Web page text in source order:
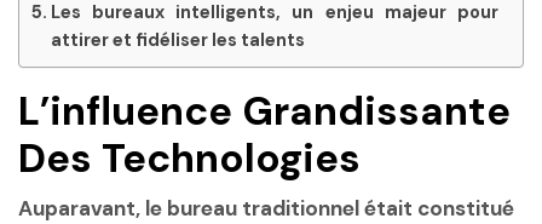
Les bureaux intelligents, un enjeu majeur pour
attirer et fidéliser les talents
L’influence Grandissante
Des Technologies
Auparavant, le bureau traditionnel était constitué